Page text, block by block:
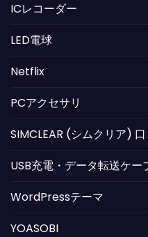
ICレコーダー
LED電球
Netflix
PCアクセサリ
SIMCLEAR (シムクリア) 口
USB充電・データ転送ケー
WordPressテーマ
YOASOBI